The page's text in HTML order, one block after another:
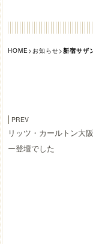
HOME>お知らせ>新宿サザ
PREV
リッツ・カールトン大
ー登壇でした